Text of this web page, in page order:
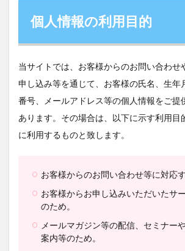
個人情報の利用目的
当サイトでは、お客様からのお問い合わせ
申し込み等を通じて、お客様の氏名、生年
番号、メールアドレス等の個人情報をご提
あります。その場合は、以下に示す利用目
に利用するものと致します。
お客様からのお問い合わせ等に対応す
お客様からお申し込みいただいたサ
のため。
メールマガジン等の配信、セミナー
案内等のため。